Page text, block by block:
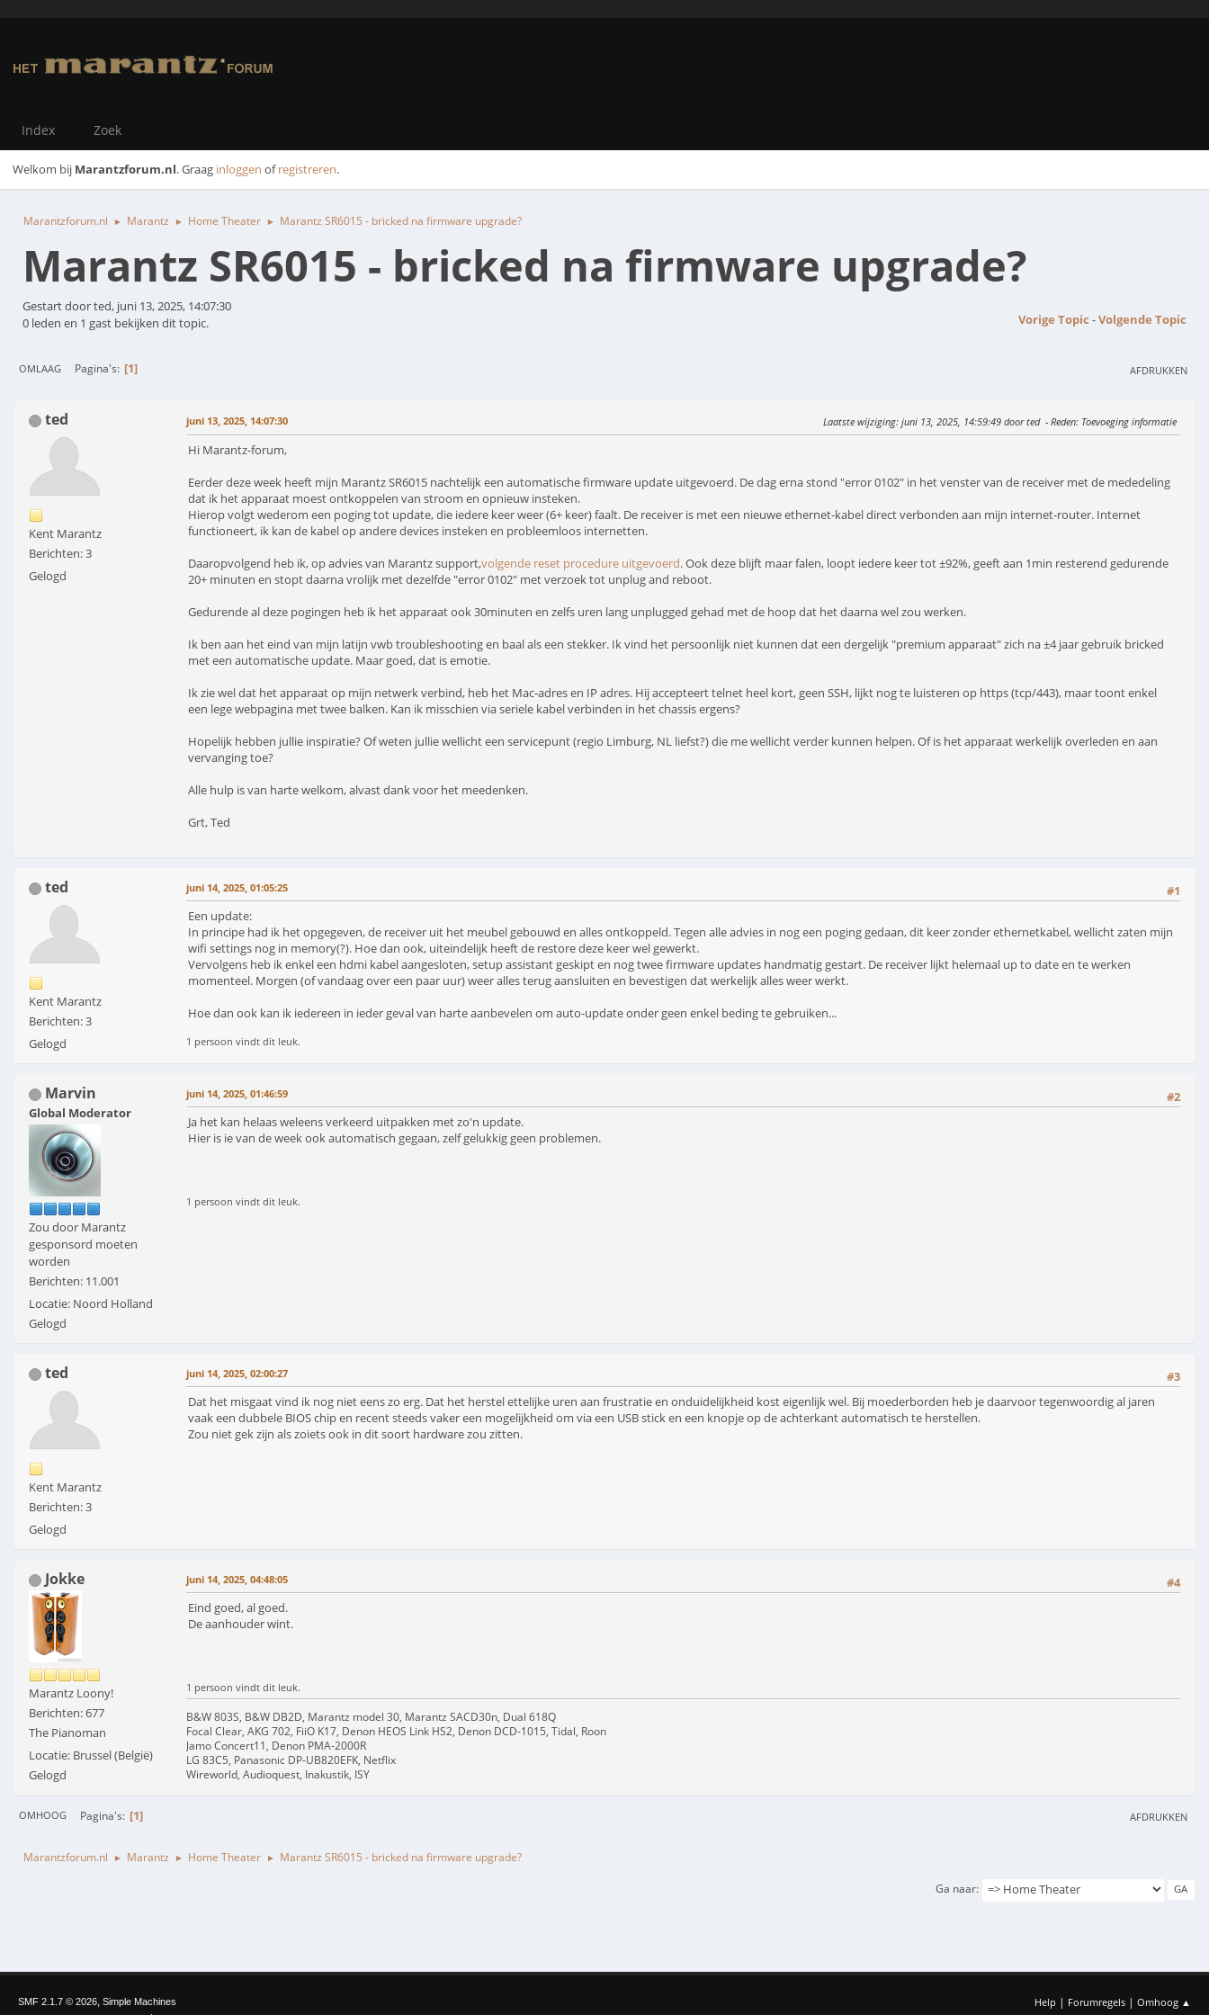
Index Zoek
Welkom bij Marantzforum.nl. Graag inloggen ofregistreren.
Marantzforum.nl ► Marantz ► Home Theater ► Marantz SR6015 - bricked na firmware upgrade?
Marantz SR6015 - bricked na firmware upgrade?
Gestart door ted, juni 13, 2025, 14:07:30
Vorige Topic -Volgende Topic
0 leden en 1 gast bekijken dit topic.
AFDRUKKEN
OMLAAG Pagina's 1
ted
Kent Marantz
Berichten: 3
Gelogd
juni 13, 2025, 14:07:30 Laatste wijziging: juni 13, 2025, 14:59:49 door ted Reden: Toevoeging informatie
Hi Marantz-forum,
Eerder deze week heeft mijn Marantz SR6015 nachtelijk een automatische firmware update uitgevoerd. De dag erna stond "error 0102" in het venster van de receiver met de mededeling
dat ik het apparaat moest ontkoppelen van stroom en opnieuw insteken.
Hierop volgt wederom een poging tot update, die iedere keer weer (6+ keer) faalt. De receiver is met een nieuwe ethernet-kabel direct verbonden aan mijn internet-router. Internet
functioneert, ik kan de kabel op andere devices insteken en probleemloos internetten.
Daaropvolgend heb ik, op advies van Marantz support,volgende reset procedure uitgevoerd. Ook deze blijft maar falen, loopt iedere keer tot ±92%, geeft aan 1min resterend gedurende
20+ minuten en stopt daarna vrolijk met dezelfde "error 0102" met verzoek tot unplug and reboot.
Gedurende al deze pogingen heb ik het apparaat ook 30minuten en zelfs uren lang unplugged gehad met de hoop dat het daarna wel zou werken.
Ik ben aan het eind van mijn latijn vwb troubleshooting en baal als een stekker. Ik vind het persoonlijk niet kunnen dat een dergelijk "premium apparaat" zich na ±4 jaar gebruik bricked
met een automatische update. Maar goed, dat is emotie.
Ik zie wel dat het apparaat op mijn netwerk verbind, heb het Mac-adres en IP adres. Hij accepteert telnet heel kort, geen SSH, lijkt nog te luisteren op https (tcp/443), maar toont enkel
een lege webpagina met twee balken. Kan ik misschien via seriele kabel verbinden in het chassis ergens?
Hopelijk hebben jullie inspiratie? Of weten jullie wellicht een servicepunt (regio Limburg, NL liefst?) die me wellicht verder kunnen helpen. Of is het apparaat werkelijk overleden en aan
vervanging toe?
Alle hulp is van harte welkom, alvast dank voor het meedenken.
Grt, Ted
ted
Kent Marantz
Berichten: 3
Gelogd
#1
juni 14, 2025, 01:05:25
Een update:
In principe had ik het opgegeven, de receiver uit het meubel gebouwd en alles ontkoppeld. Tegen alle advies in nog een poging gedaan, dit keer zonder ethernetkabel, wellicht zaten mijn
wifi settings nog in memory(?). Hoe dan ook, uiteindelijk heeft de restore deze keer wel gewerkt.
Vervolgens heb ik enkel een hdmi kabel aangesloten, setup assistant geskipt en nog twee firmware updates handmatig gestart. De receiver lijkt helemaal up to date en te werken
momenteel. Morgen (of vandaag over een paar uur) weer alles terug aansluiten en bevestigen dat werkelijk alles weer werkt.
Hoe dan ook kan ik iedereen in ieder geval van harte aanbevelen om auto-update onder geen enkel beding te gebruiken...
1 persoon vindt dit leuk.
Marvin
Global Moderator
Zou door Marantz
gesponsord moeten
worden
Berichten: 11.001
Locatie: Noord Holland
Gelogd
#2
juni 14, 2025, 01:46:59
Ja het kan helaas weleens verkeerd uitpakken met zo'n update.
Hier is ie van de week ook automatisch gegaan, zelf gelukkig geen problemen.
1 persoon vindt dit leuk.
ted
Kent Marantz
Berichten: 3
Gelogd
#3
juni 14, 2025, 02:00:27
Dat het misgaat vind ik nog niet eens zo erg. Dat het herstel ettelijke uren aan frustratie en onduidelijkheid kost eigenlijk wel. Bij moederborden heb je daarvoor tegenwoordig al jaren
vaak een dubbele BIOS chip en recent steeds vaker een mogelijkheid om via een USB stick en een knopje op de achterkant automatisch te herstellen.
Zou niet gek zijn als zoiets ook in dit soort hardware zou zitten.
Jokke
Marantz Loony!
Berichten: 677
The Pianoman
Locatie: Brussel (België)
Gelogd
#4
juni 14, 2025, 04:48:05
Eind goed, al goed.
De aanhouder wint.
1 persoon vindt dit leuk.
B&W 803S, B&W DB2D, Marantz model 30, Marantz SACD30n, Dual 618Q
Focal Clear, AKG 702, FiiO K17, Denon HEOS Link HS2, Denon DCD-1015, Tidal, Roon
Jamo Concert11, Denon PMA-2000R
LG 83C5, Panasonic DP-UB820EFK, Netflix
Wireworld, Audioquest, Inakustik, ISY
AFDRUKKEN
OMHOOG Pagina's 1
Marantzforum.nl ► Marantz ► Home Theater ► Marantz SR6015 - bricked na firmware upgrade?
Ga naar
Help | Forumregels | Omhoog ▲
SMF 2.1.7 © 2026, Simple Machines